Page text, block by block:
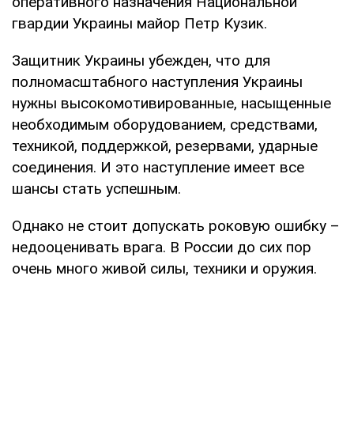
гвардии Украины майор Петр Кузик.
Защитник Украины убежден, что для
полномасштабного наступления Украины
нужны высокомотивированные, насыщенные
необходимым оборудованием, средствами,
техникой, поддержкой, резервами, ударные
соединения. И это наступление имеет все
шансы стать успешным.
Однако не стоит допускать роковую ошибку –
недооценивать врага. В России до сих пор
очень много живой силы, техники и оружия.